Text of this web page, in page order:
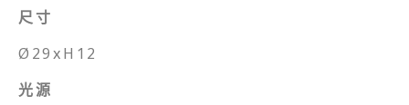
尺寸
Ø29xH12
光源